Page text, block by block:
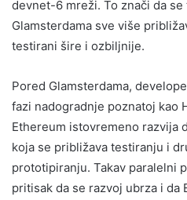
devnet-6 mreži. To znači da
Glamsterdama sve više
testirani šire i ozbiljnije.
Pored Glamsterdama,
fazi nadogradnje poznatoj kao
Ethereum istovremeno razvija
koja se približava testiranju i
prototipiranju. Takav paralelni
pritisak da se razvoj ubrza i da